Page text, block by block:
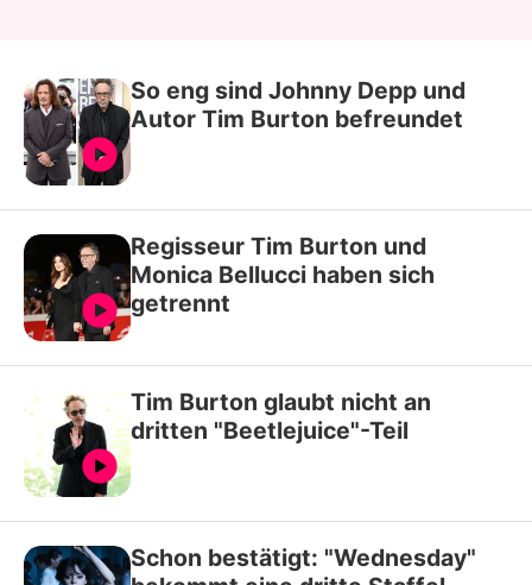
So eng sind Johnny Depp und
Autor Tim Burton befreundet
Regisseur Tim Burton und
Monica Bellucci haben sich
getrennt
Tim Burton glaubt nicht an
dritten "Beetlejuice"-Teil
Schon bestätigt: "Wednesday"